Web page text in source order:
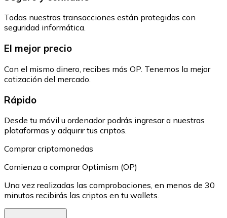
Todas nuestras transacciones están protegidas con
seguridad informática.
El mejor precio
Con el mismo dinero, recibes más OP. Tenemos la mejor
cotización del mercado.
Rápido
Desde tu móvil u ordenador podrás ingresar a nuestras
plataformas y adquirir tus criptos.
Comprar criptomonedas
Comienza a comprar Optimism (OP)
Una vez realizadas las comprobaciones, en menos de 30
minutos recibirás las criptos en tu wallets.